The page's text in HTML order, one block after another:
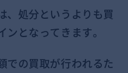
、処分というよりも買
となってきます。
での買取が行われるた